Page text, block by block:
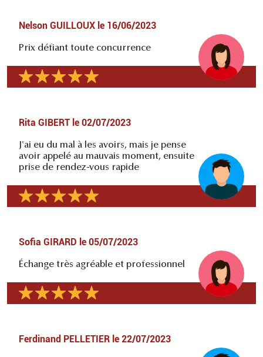
Nelson GUILLOUX le 16/06/2023
Prix défiant toute concurrence
Rita GIBERT le 02/07/2023
J'ai eu du mal à les avoirs, mais je pense
avoir appelé au mauvais moment, ensuite
prise de rendez-vous rapide
Sofia GIRARD le 05/07/2023
Échange très agréable et professionnel
Ferdinand PELLETIER le 22/07/2023